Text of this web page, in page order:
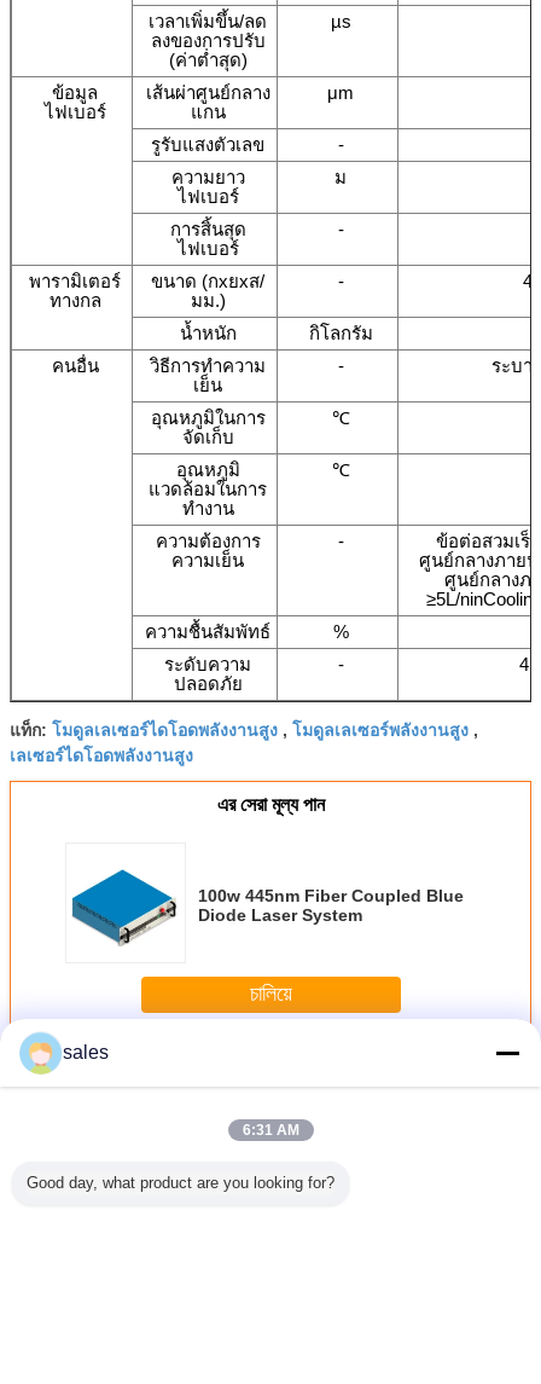
เวลาเพิ่มขึ้น/ลด
ลงของการปรับ
(ค่าต่ำสุด)
µs
ข้อมูล
ไฟเบอร์
เส้นผ่าศูนย์กลาง
แกน
μm
รูรับแสงตัวเลข
-
ความยาว
ไฟเบอร์
ม
การสิ้นสุด
ไฟเบอร์
-
พารามิเตอร์
ทางกล
ขนาด (กxยxส/
มม.)
-
น้ำหนัก
กิโลกรัม
คนอื่น
วิธีการทำความ
เย็น
- ระบา
อุณหภูมิในการ
จัดเก็บ
℃
อุณหภูมิ
แวดล้อมในการ
ทำงาน
℃
ความต้องการ
ความเย็น
-
ข้อต่อสวมเร็
ศูนย์กลางภายน
ศูนย์กลางภ
≥5L/
ความชื้นสัมพัทธ์
%
ระดับความ
ปลอดภัย
-
แท็ก: โมดูลเลเซอร์ไดโอดพลังงานสูง , โมดูลเลเซอร์พลังงานสูง ,
เลเซอร์ไดโอดพลังงานสูง
এর সেরা মূল্য পান
100w 445nm Fiber Coupled Blue
Diode Laser System
চালিয়ে
มากกว่าไฟเบอร์เลเซอร์ไดโอดคู่
sales
6:31 AM
Good day, what product are you looking for?